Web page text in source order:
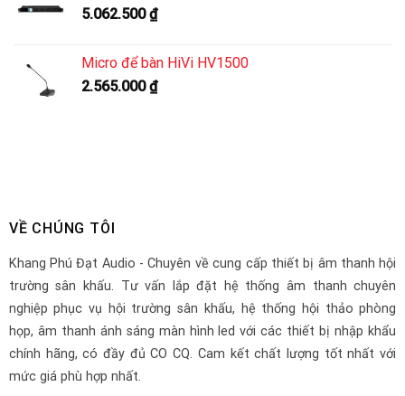
5.062.500₫
Micro để bàn HiVi HV1500
2.565.000₫
VỀ CHÚNG TÔI
Khang Phú Đạt Audio - Chuyên về cung cấp thiết bị âm thanh hội
trường sân khấu. Tư vấn lắp đặt hệ thống âm thanh chuyên
nghiệp phục vụ hội trường sân khấu, hệ thống hội thảo phòng
họp, âm thanh ánh sáng màn hình led với các thiết bị nhập khẩu
chính hãng, có đầy đủ CO CQ. Cam kết chất lượng tốt nhất với
mức giá phù hợp nhất.